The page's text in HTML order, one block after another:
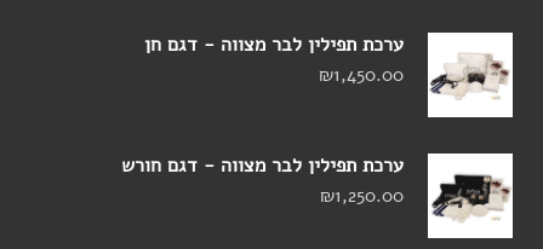
ערכת תפילין לבר מצווה - דגם חן
₪1,450.00
ערכת תפילין לבר מצווה - דגם חורש
₪1,250.00